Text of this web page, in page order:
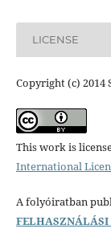
LICENSE
Copyright (c) 2014
This work is
International
A folyóiratban
FELHASZNÁLÁSI